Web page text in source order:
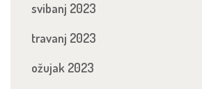
svibanj 2023
travanj 2023
ožujak 2023